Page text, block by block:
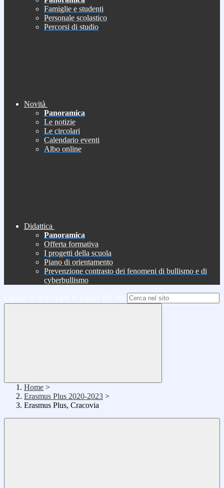
Famiglie e studenti
Personale scolastico
Percorsi di studio
Novità
Panoramica
Le notizie
Le circolari
Calendario eventi
Albo online
Didattica
Panoramica
Offerta formativa
I progetti della scuola
Piano di orientamento
Prevenzione contrasto dei fenomeni di bullismo e di
cyberbullismo
Home >
Erasmus Plus 2020-2023 >
Erasmus Plus, Cracovia